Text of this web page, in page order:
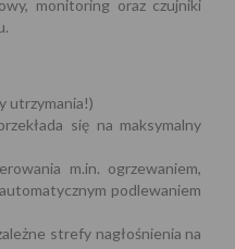
monitoring oraz czujniki
utrzymania!)
się na maksymalny
m.in. ogrzewaniem,
podlewaniem
strefy nagłośnienia na